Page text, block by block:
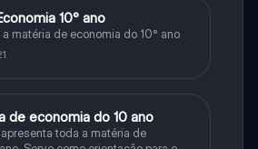
10° ano
matéria de economia do 10° ano
de economia do 10 ano
toda a matéria de